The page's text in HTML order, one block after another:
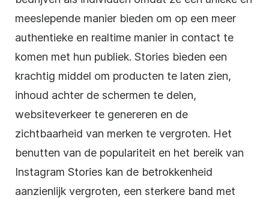
meeslepende manier bieden om op een meer
authentieke en realtime manier in contact te
komen met hun publiek. Stories bieden een
krachtig middel om producten te laten zien,
inhoud achter de schermen te delen,
websiteverkeer te genereren en de
zichtbaarheid van merken te vergroten. Het
benutten van de populariteit en het bereik van
Instagram Stories kan de betrokkenheid
aanzienlijk vergroten, een sterkere band met